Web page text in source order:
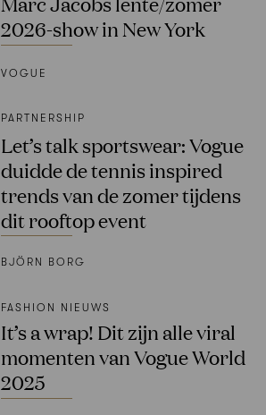
2026-show in New York
VOGUE
PARTNERSHIP
Let’s talk sportswear: Vogue
duidde de tennis inspired
trends van de zomer tijdens
dit rooftop event
BJÖRN BORG
FASHION NIEUWS
It’s a wrap! Dit zijn alle viral
momenten van Vogue World
2025